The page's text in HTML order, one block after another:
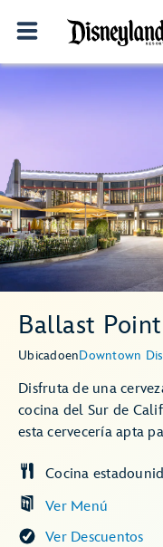
Ballast
UbicadoenDowntown
Disfruta de una
cocina del Sur de
esta cervecería apta
Ver Menú
Cocina
Ver Descuentos